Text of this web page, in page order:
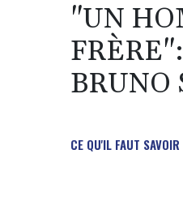
"UN
BRUNO
CE QU'IL FAUT SAVOIR